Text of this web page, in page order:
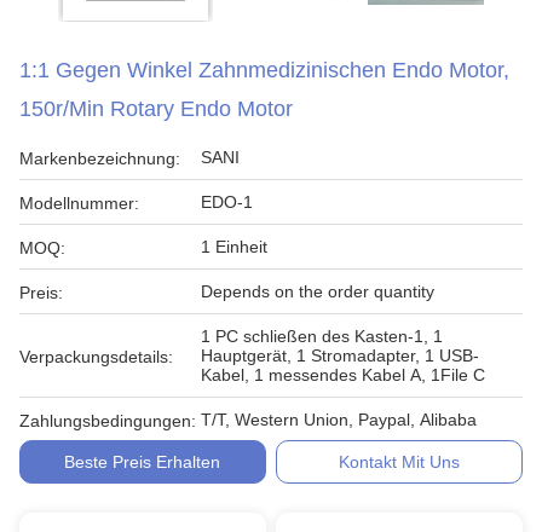
1:1 Gegen Winkel Zahnmedizinischen Endo Motor,
150r/Min Rotary Endo Motor
Markenbezeichnung: SANI
Modellnummer: EDO-1
MOQ: 1 Einheit
Preis: Depends on the order quantity
Verpackungsdetails:
1 PC schließen des Kasten-1, 1
Hauptgerät, 1 Stromadapter, 1 USB-
Kabel, 1 messendes Kabel A, 1File C
Zahlungsbedingungen: T/T, Western Union, Paypal, Alibaba
Beste Preis Erhalten Kontakt Mit Uns